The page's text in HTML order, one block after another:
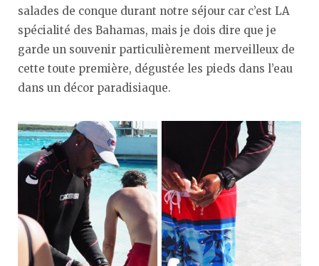
salades de conque durant notre séjour car c’est LA
spécialité des Bahamas, mais je dois dire que je
garde un souvenir particulièrement merveilleux de
cette toute première, dégustée les pieds dans l’eau
dans un décor paradisiaque.